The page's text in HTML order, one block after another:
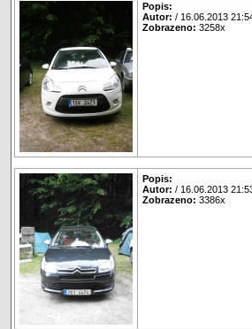
Popis:
Autor: / 16.06.2013
Zobrazeno: 3258x
Popis:
Autor: / 16.06.2013
Zobrazeno: 3386x